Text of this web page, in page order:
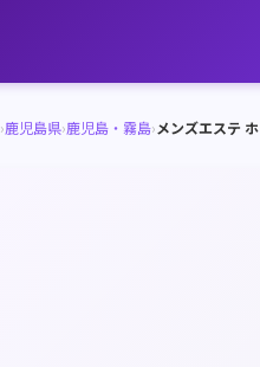
›鹿児島県›鹿児島・霧島›メンズエステ